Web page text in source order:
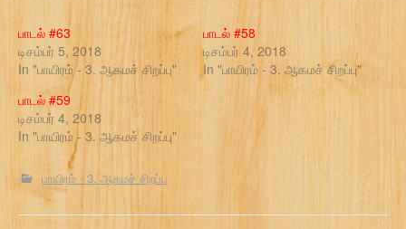
பாடல் #63
டிசம்பர் 5, 2018
In "பாயிரம் - 3. ஆகமச் சிறப்பு"
பாடல் #58
டிசம்பர் 4, 2018
In "பாயிரம் - 3. ஆகமச் சிறப்பு"
பாடல் #59
டிசம்பர் 4, 2018
In "பாயிரம் - 3. ஆகமச் சிறப்பு"
பாயிரம் - 3. ஆகமச் சிறப்பு